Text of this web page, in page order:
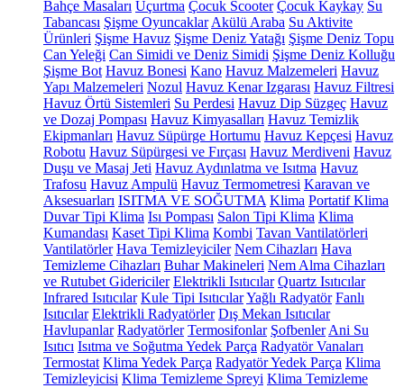
Bahçe Masaları Uçurtma Çocuk Scooter Çocuk Kaykay Su
Tabancası Şişme Oyuncaklar Akülü Araba Su Aktivite
Ürünleri Şişme Havuz Şişme Deniz Yatağı Şişme Deniz Topu
Can Yeleği Can Simidi ve Deniz Simidi Şişme Deniz Kolluğu
Şişme Bot Havuz Bonesi Kano Havuz Malzemeleri Havuz
Yapı Malzemeleri Nozul Havuz Kenar Izgarası Havuz Filtresi
Havuz Örtü Sistemleri Su Perdesi Havuz Dip Süzgeç Havuz
ve Dozaj Pompası Havuz Kimyasalları Havuz Temizlik
Ekipmanları Havuz Süpürge Hortumu Havuz Kepçesi Havuz
Robotu Havuz Süpürgesi ve Fırçası Havuz Merdiveni Havuz
Duşu ve Masaj Jeti Havuz Aydınlatma ve Isıtma Havuz
Trafosu Havuz Ampulü Havuz Termometresi Karavan ve
Aksesuarları ISITMA VE SOĞUTMA Klima Portatif Klima
Duvar Tipi Klima Isı Pompası Salon Tipi Klima Klima
Kumandası Kaset Tipi Klima Kombi Tavan Vantilatörleri
Vantilatörler Hava Temizleyiciler Nem Cihazları Hava
Temizleme Cihazları Buhar Makineleri Nem Alma Cihazları
ve Rutubet Gidericiler Elektrikli Isıtıcılar Quartz Isıtıcılar
Infrared Isıtıcılar Kule Tipi IsıtıcılarYağlı Radyatör Fanlı
Isıtıcılar Elektrikli Radyatörler Dış Mekan Isıtıcılar
Havlupanlar Radyatörler Termosifonlar Şofbenler Ani Su
Isıtıcı Isıtma ve Soğutma Yedek Parça Radyatör Vanaları
Termostat Klima Yedek Parça Radyatör Yedek Parça Klima
Temizleyicisi Klima Temizleme Spreyi Klima Temizleme